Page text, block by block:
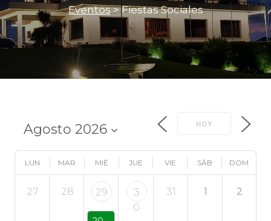
Eventos>Fiestas Sociales
HOY
LUN MAR MIÉ JUE VIE SÁB DOM
27 28 29
3
0
31 1 2